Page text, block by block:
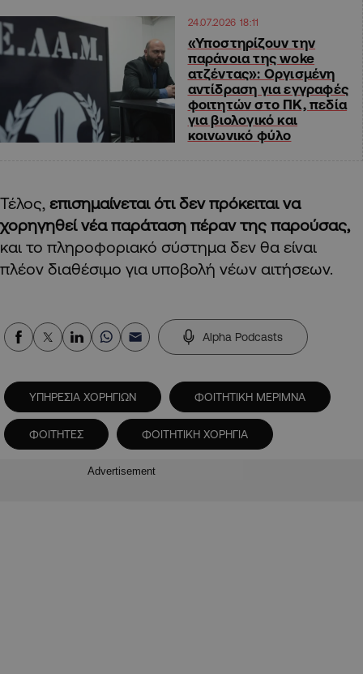
24.07.2026 18:11
«Υποστηρίζουν την
παράνοια της woke
ατζέντας»: Οργισμένη
αντίδραση για εγγραφές
φοιτητών στο ΠΚ, πεδία
για βιολογικό και
κοινωνικό φύλο
Τέλος, επισημαίνεται ότι δεν πρόκειται να
χορηγηθεί νέα παράταση πέραν της παρούσας,
και το πληροφοριακό σύστημα δεν θα είναι
πλέον διαθέσιμο για υποβολή νέων αιτήσεων.
Alpha Podcasts
ΥΠΗΡΕΣΙΑ ΧΟΡΗΓΙΩΝ ΦΟΙΤΗΤIΚΗ ΜΕΡΙΜΝΑ
ΦΟΙΤΗΤΕΣ ΦΟΙΤΗΤΙΚΗ ΧΟΡΗΓΙΑ
Advertisement